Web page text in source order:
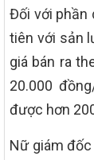
Đối với phần
tiên với sản
giá bán ra
20.000
được hơn
Nữ giám